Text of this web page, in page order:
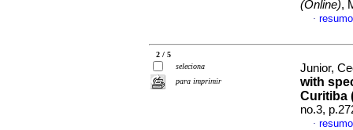
(Online),
·
2 / 5
seleciona
para imprimir
Junior,
with
Curitiba
no.3,
·